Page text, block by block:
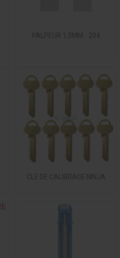
PALPEUR 1,5MM - 204
CLE DE CALIBRAGE NINJA